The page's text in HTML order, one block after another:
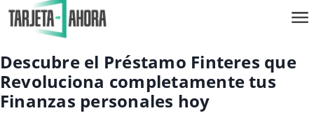
Descubre el Préstamo Finteres que
Revoluciona completamente tus
Finanzas personales hoy